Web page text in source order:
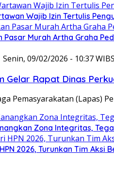
Wajib Izin Tertulis
Pasar Murah Artha Graha
Senin, 09/02/2026 - 10:37 WIB
Gelar Rapat Dinas
Pemasyarakatan (Lapas)
Zona Integritas,
2026, Turunkan Tim Aksi